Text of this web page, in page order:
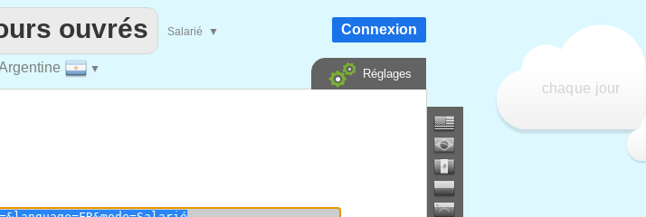
chaque jour
▼
ouvrés Salarié ▼ Connexion
Réglages